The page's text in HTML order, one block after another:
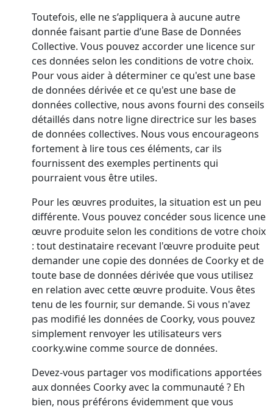
Toutefois, elle ne s’appliquera à aucune autre
donnée faisant partie d’une Base de Données
Collective. Vous pouvez accorder une licence sur
ces données selon les conditions de votre choix.
Pour vous aider à déterminer ce qu'est une base
de données dérivée et ce qu'est une base de
données collective, nous avons fourni des conseils
détaillés dans notre ligne directrice sur les bases
de données collectives. Nous vous encourageons
fortement à lire tous ces éléments, car ils
fournissent des exemples pertinents qui
pourraient vous être utiles.
Pour les œuvres produites, la situation est un peu
différente. Vous pouvez concéder sous licence une
œuvre produite selon les conditions de votre choix
: tout destinataire recevant l'œuvre produite peut
demander une copie des données de Coorky et de
toute base de données dérivée que vous utilisez
en relation avec cette œuvre produite. Vous êtes
tenu de les fournir, sur demande. Si vous n'avez
pas modifié les données de Coorky, vous pouvez
simplement renvoyer les utilisateurs vers
coorky.wine comme source de données.
Devez-vous partager vos modifications apportées
aux données Coorky avec la communauté ? Eh
bien, nous préférons évidemment que vous